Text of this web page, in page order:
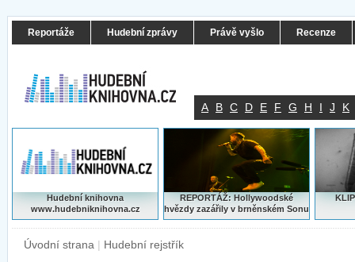
Reportáže Hudební zprávy Právě vyšlo Recenze
A B C D E F G H I J K
Hudební knihovna
www.hudebniknihovna.cz
REPORTÁŽ: Hollywoodské
hvězdy zazářily v brněnském Sonu
Úvodní strana | Hudební rejstřík